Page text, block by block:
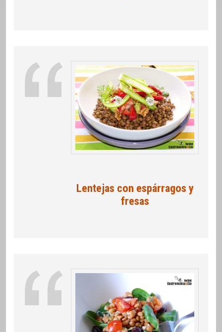
Lentejas con espárragos y
fresas